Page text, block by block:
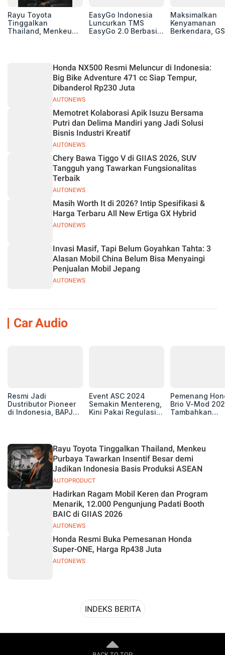
Rayu Toyota
Tinggalkan
Thailand, Menkeu
Basis Produksi
EasyGo Indonesia
Luncurkan TMS
EasyGo 2.0 Berbasis
Maksimalkan
Kenyamanan
Berkendara,
2026
AUTONEWS
Honda NX500 Resmi Meluncur di Indonesia:
Big Bike Adventure 471 cc Siap Tempur,
Dibanderol Rp230 Juta
AUTONEWS
Memotret Kolaborasi Apik Isuzu Bersama
Putri dan Delima Mandiri yang Jadi Solusi
Bisnis Industri Kreatif
AUTONEWS
Chery Bawa Tiggo V di GIIAS 2026, SUV
Tangguh yang Tawarkan Fungsionalitas
Terbaik
AUTONEWS
Masih Worth It di 2026? Intip Spesifikasi &
Harga Terbaru All New Ertiga GX Hybrid
AUTONEWS
Invasi Masif, Tapi Belum Goyahkan Tahta: 3
Alasan Mobil China Belum Bisa Menyaingi
Penjualan Mobil Jepang
Car Audio
Resmi Jadi
Dustributor Pioneer
di Indonesia, BAPJ
Event ASC 2024
Semakin Mentereng,
Kini Pakai Regulasi
Pemenang
Brio V-Mod
Tambahkan
AUTOPRODUCT
Rayu Toyota Tinggalkan Thailand, Menkeu
Purbaya Tawarkan Insentif Besar demi
Jadikan Indonesia Basis Produksi ASEAN
AUTONEWS
Hadirkan Ragam Mobil Keren dan Program
Menarik, 12.000 Pengunjung Padati Booth
BAIC di GIIAS 2026
AUTONEWS
Honda Resmi Buka Pemesanan Honda
Super-ONE, Harga Rp438 Juta
INDEKS BERITA